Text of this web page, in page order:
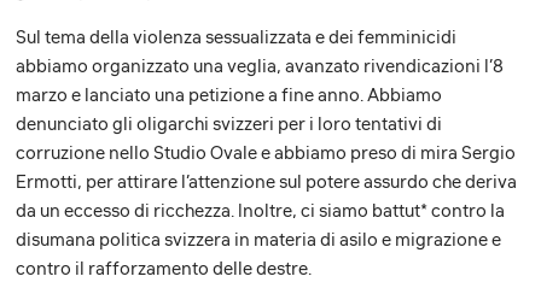
Sul tema della violenza sessualizzata e dei femminicidi
abbiamo organizzato una veglia, avanzato rivendicazioni l’8
marzo e lanciato una petizione a fine anno. Abbiamo
denunciato gli oligarchi svizzeri per i loro tentativi di
corruzione nello Studio Ovale e abbiamo preso di mira Sergio
Ermotti, per attirare l’attenzione sul potere assurdo che deriva
da un eccesso di ricchezza. Inoltre, ci siamo battut* contro la
disumana politica svizzera in materia di asilo e migrazione e
contro il rafforzamento delle destre.